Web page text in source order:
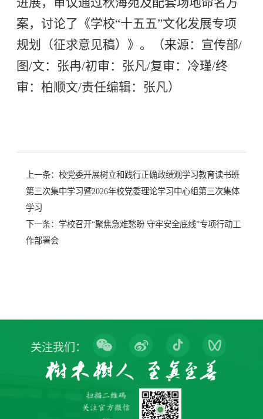
案，讨论了《学校“十五五”文化发展专项
规划（征求意见稿）》。（来源：宣传部/
图/文：张冉/初审：张凡/复审：冷瑾/终
审：柏顺文/责任编辑：张凡）
上一条： 校党委开展树立和践行正确政绩观学习教育读书班
第三次集中学习暨2026年校党委理论学习中心组第三次集体
学习
下一条： 学校召开“聚焦急难愁盼 守牢安全底线”专项行动工
作部署会
关注我们：